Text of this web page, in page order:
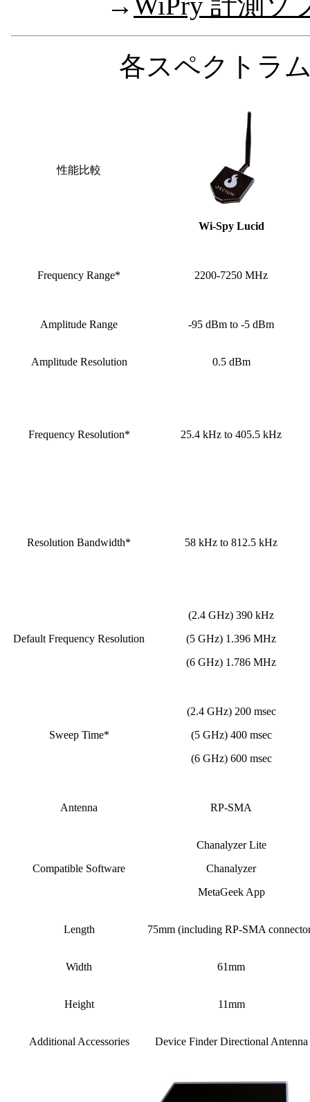
各スペクトラ
性能比較
Wi-Spy Lucid
Frequency Range* 2200-7250 MHz
Amplitude Range -95 dBm to -5 dBm
Amplitude Resolution 0.5 dBm
Frequency Resolution* 25.4 kHz to 405.5 kHz
Resolution Bandwidth* 58 kHz to 812.5 kHz
Default Frequency Resolution
(2.4 GHz) 390 kHz
(5 GHz) 1.396 MHz
(6 GHz) 1.786 MHz
Sweep Time*
(2.4 GHz) 200 msec
(5 GHz) 400 msec
(6 GHz) 600 msec
Antenna RP-SMA
Compatible Software
Chanalyzer Lite
Chanalyzer
MetaGeek App
Length 75mm (including RP-SMA
Width 61mm
Height 11mm
Additional Accessories Device Finder Directional Antenna